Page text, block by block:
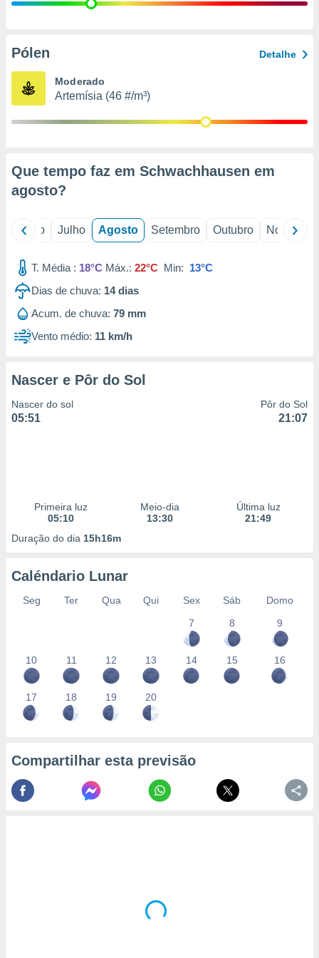
e
de
Pólen Detalhe
Moderado
Artemísia (46 #/m³)
Que tempo faz em Schwachhausen em
agosto?
Junho Julho Agosto Setembro Outubro Novembro
T. Média : 18°C Máx.: 22°C Min: 13°C
Dias de chuva: 14dias
Acum. de chuva: 79 mm
Vento médio: 11 km/h
Nascer e Pôr do Sol
Nascer do sol
05:51
Pôr do Sol
21:07
Primeira luz
05:10
Meio-dia
13:30
Última luz
21:49
Duração do dia 15h16m
Caléndario Lunar
Seg Ter Qua Qui Sex Sáb
Domo
7
8 9
10 11 12 13 14 15 16
17 18 19 20
Compartilhar esta previsão